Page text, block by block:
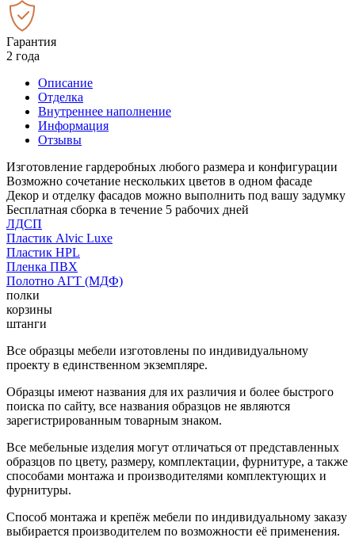
Гарантия
2 года
Описание
Отделка
Внутреннее наполнение
Информация
Отзывы
Изготовление гардеробных любого размера и конфигурации
Возможно сочетание нескольких цветов в одном фасаде
Декор и отделку фасадов можно выполнить под вашу задумку
Бесплатная сборка в течение 5 рабочих дней
ЛДСП
Пластик Alvic Luxe
Пластик HPL
Пленка ПВХ
Полотно АГТ (МДФ)
полки
корзины
штанги
Все образцы мебели изготовлены по индивидуальному
проекту в единственном экземпляре.
Образцы имеют названия для их различия и более быстрого
поиска по сайту, все названия образцов не являются
зарегистрированным товарным знаком.
Все мебельные изделия могут отличаться от представленных
образцов по цвету, размеру, комплектации, фурнитуре, а также
способами монтажа и производителями комплектующих и
фурнитуры.
Способ монтажа и крепёж мебели по индивидуальному заказу
выбирается производителем по возможности её применения.